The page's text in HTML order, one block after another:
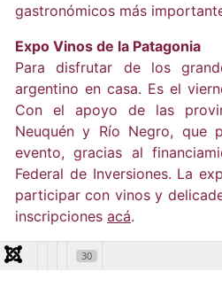
gastronómicos más
Expo Vinos de la Patagonia
Para disfrutar de los
argentino en casa. Es el
Con el apoyo de las
Neuquén y Río Negro, que
evento, gracias al
Federal de Inversiones. La
participar con vinos y
inscripciones acá.
30